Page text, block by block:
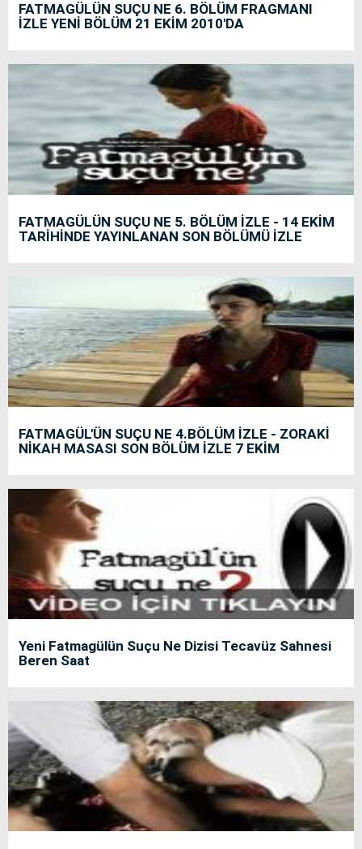
FATMAGÜLÜN SUÇU NE 6. BÖLÜM FRAGMANI
İZLE YENİ BÖLÜM 21 EKİM 2010'DA
FATMAGÜLÜN SUÇU NE 5. BÖLÜM İZLE - 14 EKİM
TARİHİNDE YAYINLANAN SON BÖLÜMÜ İZLE
FATMAGÜL'ÜN SUÇU NE 4.BÖLÜM İZLE - ZORAKİ
NİKAH MASASI SON BÖLÜM İZLE 7 EKİM
Yeni Fatmagülün Suçu Ne Dizisi Tecavüz Sahnesi
Beren Saat